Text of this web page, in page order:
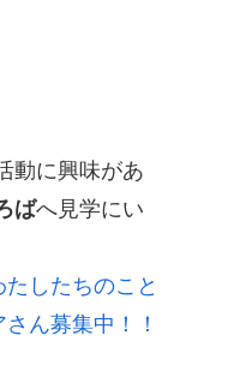
動に興味があ
ばへ見学にい
たしたちのこと
ん募集中！！